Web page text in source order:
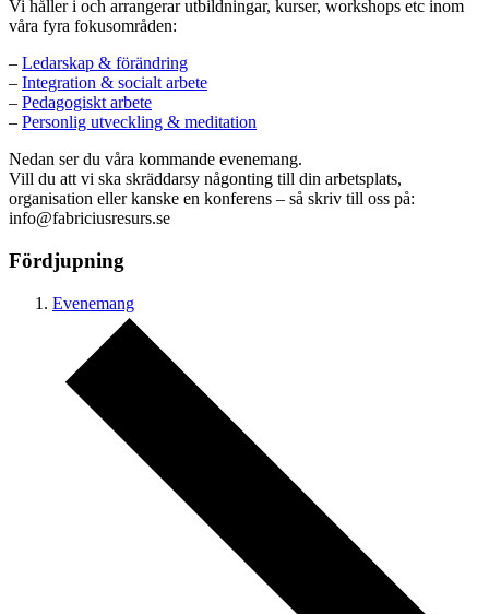
Vi håller i och arrangerar utbildningar, kurser, workshops etc inom
våra fyra fokusområden:
– Ledarskap & förändring
– Integration & socialt arbete
– Pedagogiskt arbete
– Personlig utveckling & meditation
Nedan ser du våra kommande evenemang.
Vill du att vi ska skräddarsy någonting till din arbetsplats,
organisation eller kanske en konferens – så skriv till oss på:
info@fabriciusresurs.se
Fördjupning
Evenemang